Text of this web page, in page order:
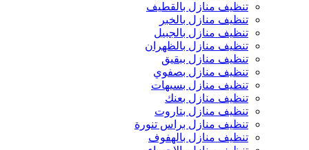
تنظيف منازل بالقطيف
تنظيف منازل بالخبر
تنظيف منازل بالجبيل
تنظيف منازل بالظهران
تنظيف منازل ببقيق
تنظيف منازل بصفوي
تنظيف منازل بسيهات
تنظيف منازل بعنك
تنظيف منازل بتاروت
تنظيف منازل براس تنورة
تنظيف منازل بالهفوف